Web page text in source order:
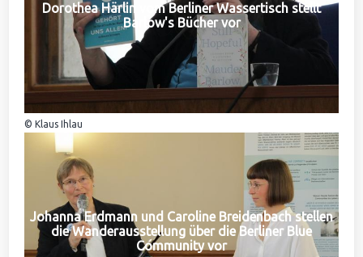
Dorothea Härlin vom Berliner Wassertisch stellt
Barlow's Bücher vor
© Klaus Ihlau
Johanna Erdmann und Caroline Breidenbach stellen
die Wanderausstellung über die Berliner Blue
Community vor